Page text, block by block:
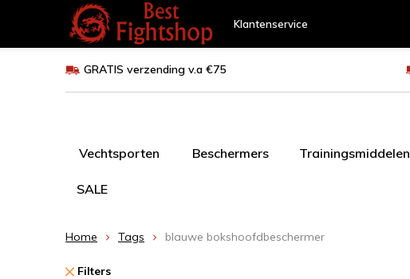
Klantenservice
GRATIS verzending v.a €75
Vechtsporten Beschermers Trainingsmiddelen
SALE
Home Tags blauwe bokshoofdbeschermer
Filters